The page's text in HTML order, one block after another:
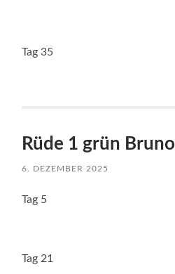
Tag 35
Rüde 1 grün Bruno
6. DEZEMBER 2025
Tag 5
Tag 21